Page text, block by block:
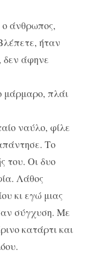
ο άνθρωπος,
ήταν
δεν άφηνε
μάρμαρο, πλάι
ναύλο, φίλε
Το
του. Οι δυο
Λάθος
κι εγώ μιας
σύγχυση. Με
κατάρτι και